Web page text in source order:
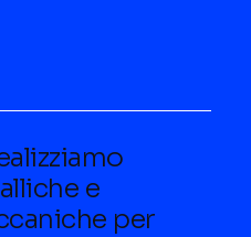
e
per